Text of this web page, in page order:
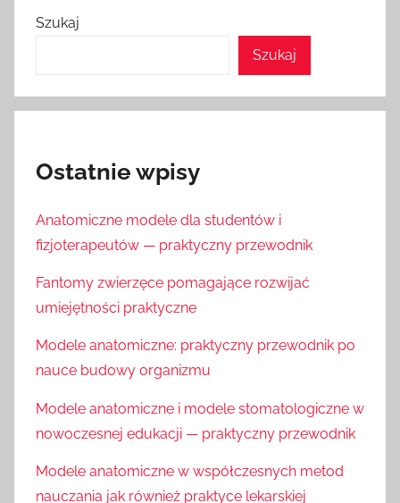
Szukaj
Szukaj
Ostatnie wpisy
Anatomiczne modele dla studentów i
fizjoterapeutów — praktyczny przewodnik
Fantomy zwierzęce pomagające rozwijać
umiejętności praktyczne
Modele anatomiczne: praktyczny przewodnik po
nauce budowy organizmu
Modele anatomiczne i modele stomatologiczne w
nowoczesnej edukacji — praktyczny przewodnik
Modele anatomiczne w współczesnych metod
nauczania jak również praktyce lekarskiej